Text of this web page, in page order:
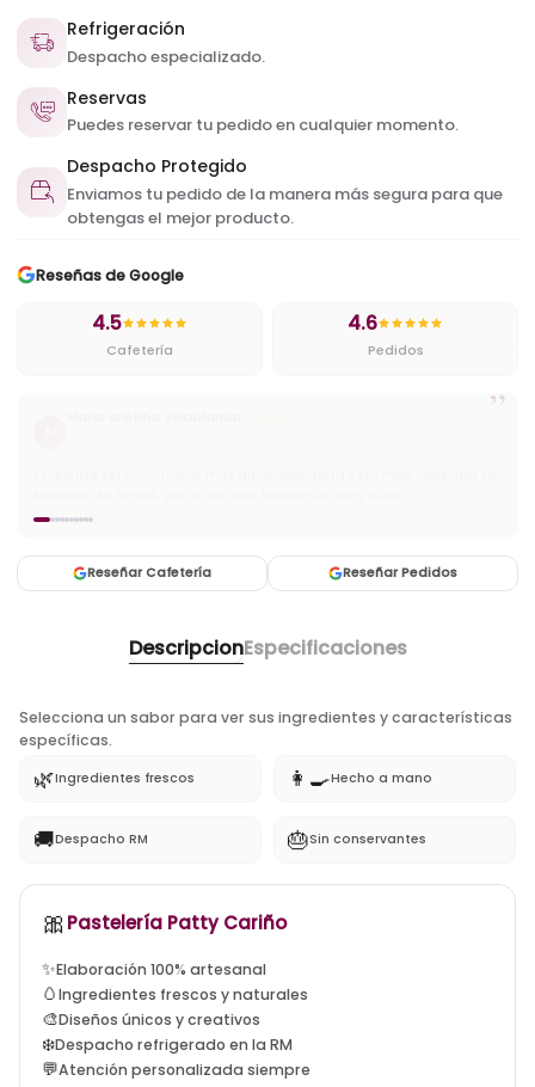
Refrigeración
Despacho especializado.
Reservas
Puedes reservar tu pedido en cualquier momento.
Despacho Protegido
Enviamos tu pedido de la manera más segura para que
obtengas el mejor producto.
Reseñas de Google
4.5
Cafetería
4.6
Pedidos
”
Reseñar Cafetería Reseñar Pedidos
DescripcionEspecificaciones
Selecciona un sabor para ver sus ingredientes y características
específicas.
🌿Ingredientes frescos 👩‍🍳Hecho a mano
🚚Despacho RM 🎂Sin conservantes
🎀 Pastelería Patty Cariño
✨Elaboración 100% artesanal
🥚Ingredientes frescos y naturales
🎨Diseños únicos y creativos
❄️Despacho refrigerado en la RM
💬Atención personalizada siempre
tortas artesanales santiago, tortas a domicilio la